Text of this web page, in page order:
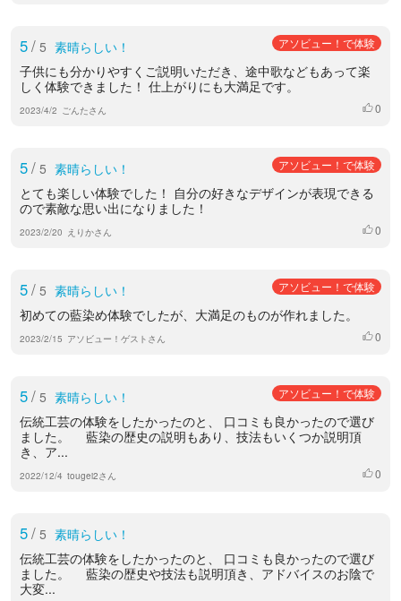
5/ 5 素晴らしい！ アソビュー！で体験
子供にも分かりやすくご説明いただき、途中歌などもあって楽
しく体験できました！ 仕上がりにも大満足です。
2023/4/2 ごんたさん いいね
0
5/ 5 素晴らしい！ アソビュー！で体験
とても楽しい体験でした！ 自分の好きなデザインが表現できる
ので素敵な思い出になりました！
2023/2/20 えりかさん いいね
0
5/ 5 素晴らしい！ アソビュー！で体験
初めての藍染め体験でしたが、大満足のものが作れました。
2023/2/15 アソビュー！ゲストさん いいね
0
5/ 5 素晴らしい！ アソビュー！で体験
伝統工芸の体験をしたかったのと、 口コミも良かったので選び
ました。 藍染の歴史の説明もあり、技法もいくつか説明頂
き、ア...
2022/12/4 tougei2さん いいね
0
5/ 5 素晴らしい！
伝統工芸の体験をしたかったのと、 口コミも良かったので選び
ました。 藍染の歴史や技法も説明頂き、アドバイスのお陰で
大変...